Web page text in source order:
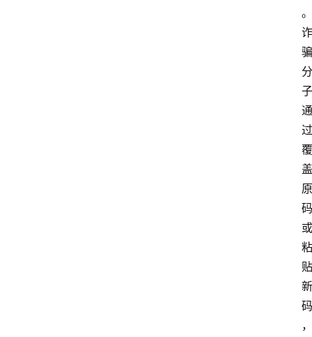
。
诈
骗
分
子
通
过
覆
盖
原
码
或
粘
贴
新
码
，